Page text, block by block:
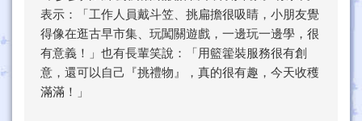
表示：「工作人員戴斗笠、挑扁擔很吸睛，小朋友覺
得像在逛古早市集、玩闖關遊戲，一邊玩一邊學，很
有意義！」也有長輩笑說：「用籃籗裝服務很有創
意，還可以自己『挑禮物』，真的很有趣，今天收穫
滿滿！」